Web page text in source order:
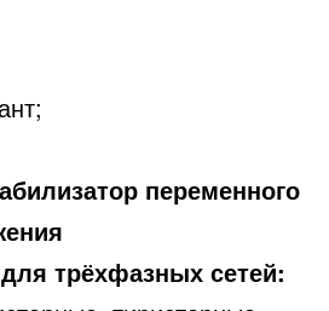
переменного
трёхфазных сетей: